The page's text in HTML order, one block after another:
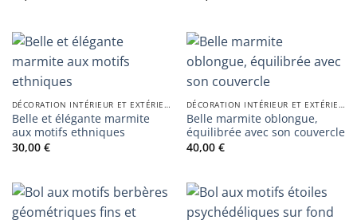
DÉCORATION INTÉRIEUR ET EXTÉRIEUR
Belle et élégante marmite
aux motifs ethniques
30,00 €
DÉCORATION INTÉRIEUR ET EXTÉRIEUR
Belle marmite oblongue,
équilibrée avec son couvercle
40,00 €